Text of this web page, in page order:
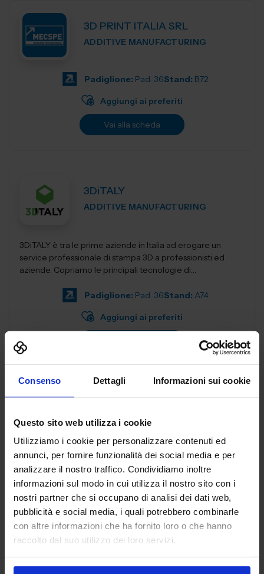
Consenso Dettagli Informazioni sui cookie
Questo sito web utilizza i cookie
Utilizziamo i cookie per personalizzare contenuti ed
annunci, per fornire funzionalità dei social media e per
analizzare il nostro traffico. Condividiamo inoltre
informazioni sul modo in cui utilizza il nostro sito con i
nostri partner che si occupano di analisi dei dati web,
pubblicità e social media, i quali potrebbero combinarle
con altre informazioni che ha fornito loro o che hanno
raccolto dal suo utilizzo dei loro servizi.
3D PRINT ITALIA SRL
ADDITIVE MANUFACTURING
Padiglione: Pad. 36Stand: B72
Aggiungi ai preferiti
Vai alla scheda
3DiTALY
ADDITIVE MANUFACTURING
3DiTALY è tra le prime aziende in Italia ad erogare un
service professionale di stampa 3D a professionisti ed
aziende. Copriamo le principali tecnologie di
Padiglione: Pad. 36Stand: A74
Aggiungi ai preferiti
ADDITIVE MANUFACTURING
3DZ spa è specializzata nell’introduzione della stampa 3D
nelle imprese e nella vendita dei più prestigiosi brand
mondiali di stampanti con tecnologia a filamento, polvere,
resina,...
Padiglione: Pad. 36Stand: D64